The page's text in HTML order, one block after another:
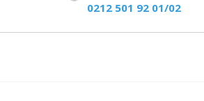
0212 501 92 01/02